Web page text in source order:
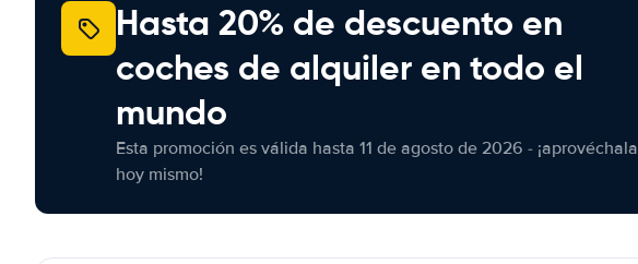
Hasta 20% de descuento en
coches de alquiler en todo el
mundo
Esta promoción es válida hasta 11 de agosto de 2026 - ¡aprovéchala
hoy mismo!